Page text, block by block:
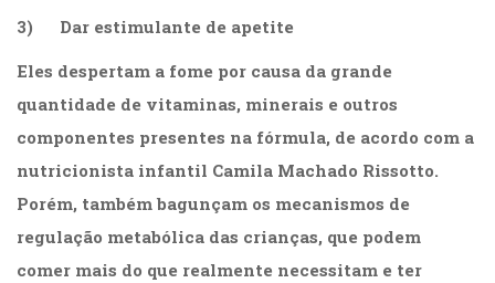
(23)
(8)
Relações
e
Comunicação
Empresarial
Religião,
Espiritualidade,
3) Dar estimulante de apetite
Eles despertam a fome por causa da grande
quantidade de vitaminas, minerais e outros
componentes presentes na fórmula, de acordo com a
nutricionista infantil Camila Machado Rissotto.
Porém, também bagunçam os mecanismos de
regulação metabólica das crianças, que podem
comer mais do que realmente necessitam e ter